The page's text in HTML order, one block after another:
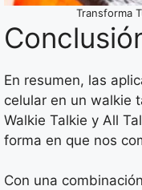
Transforma
En resumen, las
celular en un walkie
Walkie Talkie y All
forma en que nos
Con una